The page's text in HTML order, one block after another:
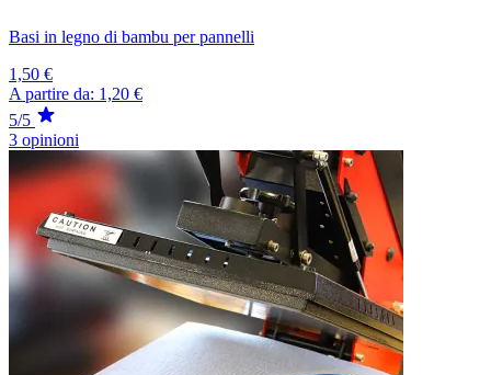
Basi in legno di bambu per pannelli
1,50 €
A partire da: 1,20 €
5/5
3 opinioni